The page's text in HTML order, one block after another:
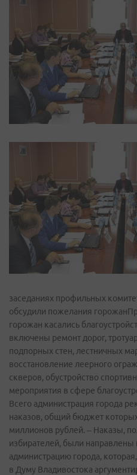
заседаниях профильных
обсудили пожелания
горожан касались
включены ремонт дорог,
подпорных стен, лестничных
восстановление леерного
скверов, обустройство
мероприятия в сфере
Всего администрация города
наказов, общий бюджет
миллионов рублей. – Наказы,
избирателей, были направлены
администрацию города,
в Думу Владивостока